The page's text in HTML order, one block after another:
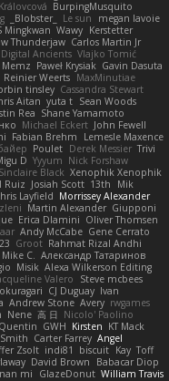
BurpingMusquito
_Blobster_ Le sun
megan lavoie
Mingkwan Wawy Kerstetter
Thunderjaw Carlos Martin Jr
Digital Ancients Vlajko Tomić
Memz Paweł Krysiak Gavin Dasuta
Reinier Weerts MaxMinutiae
tinsley Cassandra Stewart
Aitan yuta t Sean Woods
Rea Shane Yamamoto
Michael Eckert John Fewell
Fabian Brehm
Lemesle Maxence
Poulet Derek Messier Trivi
D Yyyum Nick Forshaw
Sinclaire Black Xenophik Xenophik
Ruiz Josiah Scott 13th
Mik
Layfield Morrissey Alexander
Martin Alexander Giupponi
Erica Dlamini Oliver Thomsen
Andy McCabe Gene Cerrato
Groot Rahmat Rizal Andhi
Mike C. Александр Татаринов
Misik Alexa Wilkerson Editing
Valero
Steve mcbees
CJ Duguay Ivan
Andrew Stone Avery rwgames
Nene 高 日 Nicolo' Paolino
Quentin GWH Kirsten KT Mack
Carter Farrey Angel
Zsolt indi81 biscuit Kay Toff
David Brown
Babacar Diop
nan mi GlazeDonut William Travis